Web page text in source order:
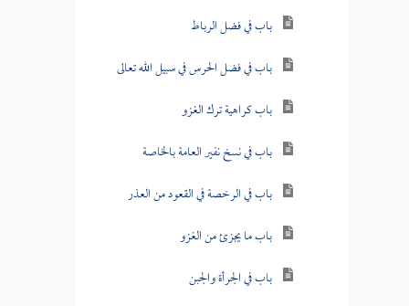
باب في فضل الرباط
باب في فضل الحرس في سبيل الله تعالى
باب كراهية ترك الغزو
باب في نسخ نفير العامة بالخاصة
باب في الرخصة في القعود من العذر
باب ما يجزئ من الغزو
باب في الجرأة والجبن